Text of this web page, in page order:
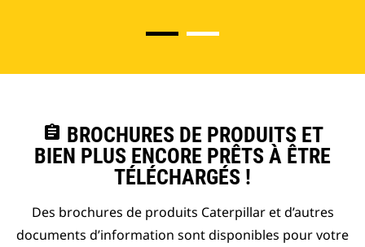
assignment BROCHURES DE PRODUITS ET
BIEN PLUS ENCORE PRÊTS À ÊTRE
TÉLÉCHARGÉS !
Des brochures de produits Caterpillar et d’autres
documents d’information sont disponibles pour votre